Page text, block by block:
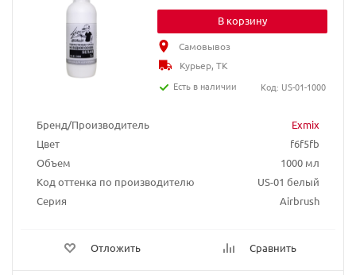
Бренд/Производитель
Exmix
Цвет
f6f5fb
Объем
1000 мл
Код оттенка по производителю
US-01 белый
Серия
Airbrush
Отложить Сравнить
В корзину
Самовывоз
Курьер, ТК
Есть в наличии
Код: US-01-1000